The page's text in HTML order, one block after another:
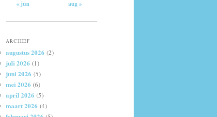
« jun aug »
ARCHIEF
augustus 2026 (2)
juli 2026 (1)
juni 2026 (5)
mei 2026 (6)
april 2026 (5)
maart 2026 (4)